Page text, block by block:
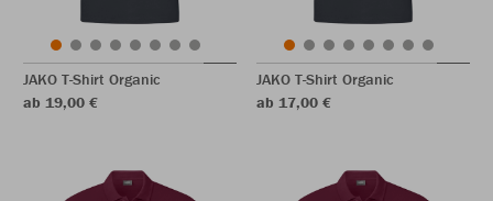
JAKO T-Shirt Organic
ab 19,00 €
JAKO T-Shirt Organic
ab 17,00 €